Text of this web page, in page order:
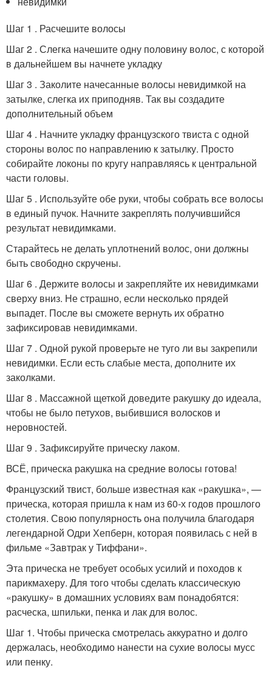
Шаг 1 . Расчешите волосы
Шаг 2 . Слегка начешите одну половину волос, с которой
в дальнейшем вы начнете укладку
Шаг 3 . Заколите начесанные волосы невидимкой на
затылке, слегка их приподняв. Так вы создадите
дополнительный объем
Шаг 4 . Начните укладку французского твиста с одной
стороны волос по направлению к затылку. Просто
собирайте локоны по кругу направляясь к центральной
части головы.
Шаг 5 . Используйте обе руки, чтобы собрать все волосы
в единый пучок. Начните закреплять получившийся
результат невидимками.
Старайтесь не делать уплотнений волос, они должны
быть свободно скручены.
Шаг 6 . Держите волосы и закрепляйте их невидимками
сверху вниз. Не страшно, если несколько прядей
выпадет. После вы сможете вернуть их обратно
зафиксировав невидимками.
Шаг 7 . Одной рукой проверьте не туго ли вы закрепили
невидимки. Если есть слабые места, дополните их
заколками.
Шаг 8 . Массажной щеткой доведите ракушку до идеала,
чтобы не было петухов, выбившися волосков и
неровностей.
Шаг 9 . Зафиксируйте прическу лаком.
ВСЁ, прическа ракушка на средние волосы готова!
Французский твист, больше известная как «ракушка», —
прическа, которая пришла к нам из 60-х годов прошлого
столетия. Свою популярность она получила благодаря
легендарной Одри Хепберн, которая появилась с ней в
фильме «Завтрак у Тиффани».
Эта прическа не требует особых усилий и походов к
парикмахеру. Для того чтобы сделать классическую
«ракушку» в домашних условиях вам понадобятся:
расческа, шпильки, пенка и лак для волос.
Шаг 1. Чтобы прическа смотрелась аккуратно и долго
держалась, необходимо нанести на сухие волосы мусс
или пенку.